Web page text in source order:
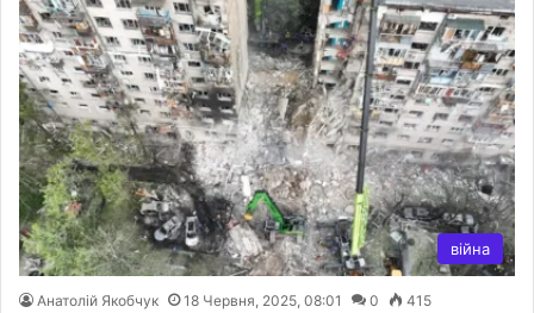
війна
Анатолій Якобчук 18 Червня, 2025, 08:01 0 415